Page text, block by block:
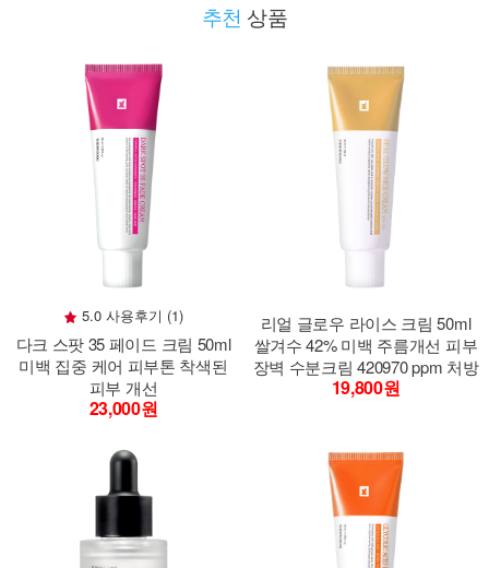
추천 상품
5.0 사용후기 (1)
다크 스팟 35 페이드 크림 50ml
미백 집중 케어 피부톤 착색된
피부 개선
23,000원
리얼 글로우 라이스 크림 50ml
쌀겨수 42% 미백 주름개선 피부
장벽 수분크림 420970 ppm 처방
19,800원